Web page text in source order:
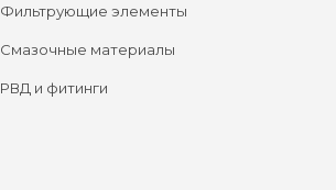
Фильтрующие элементы
Смазочные материалы
РВД и фитинги